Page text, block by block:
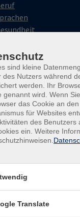
vhs
sind kleine
des Nutzers während
werden. Ihr
genannt wird. Wenn
das Cookie an
für Websites
des
ein. Weitere
Translate